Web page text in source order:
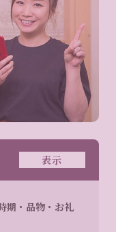
表示
期・品物・お礼